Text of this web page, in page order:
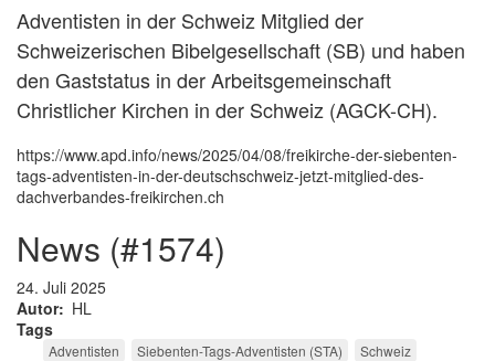
Adventisten in der Schweiz Mitglied der
Schweizerischen Bibelgesellschaft (SB) und haben
den Gaststatus in der Arbeitsgemeinschaft
Christlicher Kirchen in der Schweiz (AGCK-CH).
https://www.apd.info/news/2025/04/08/freikirche-der-siebenten-
tags-adventisten-in-der-deutschschweiz-jetzt-mitglied-des-
dachverbandes-freikirchen.ch
news (#1574)
24. Juli 2025
Autor
HL
Tags
Adventisten Siebenten-Tags-Adventisten (STA)
Schweiz